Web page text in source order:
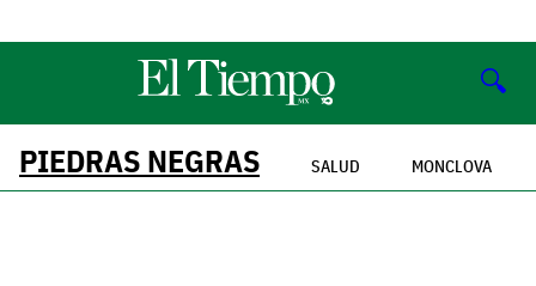
🔍
PIEDRAS NEGRAS SALUD MONCLOVA